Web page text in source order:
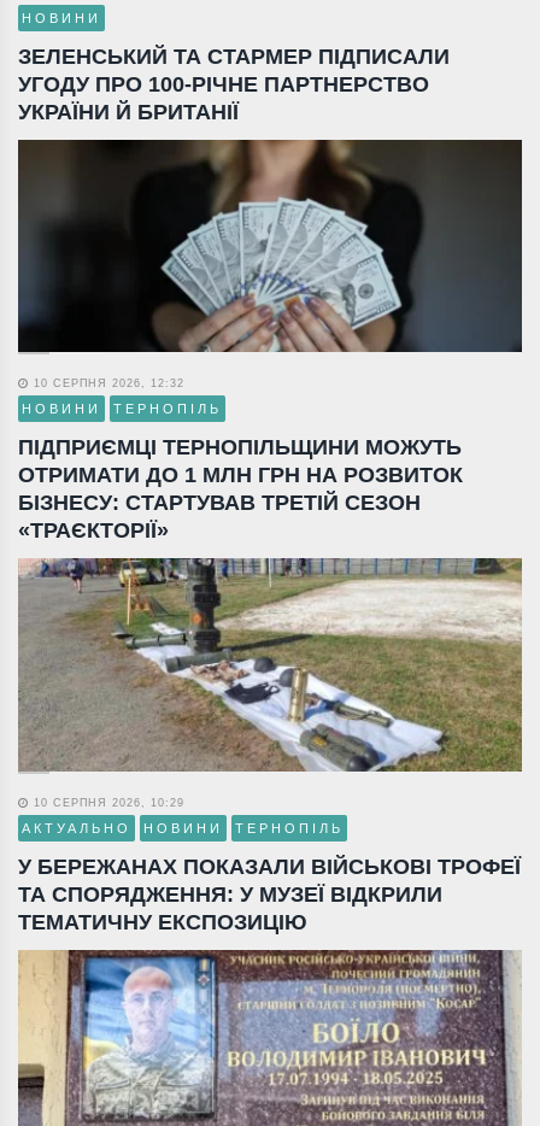
НОВИНИ
ЗЕЛЕНСЬКИЙ ТА СТАРМЕР ПІДПИСАЛИ
УГОДУ ПРО 100-РІЧНЕ ПАРТНЕРСТВО
УКРАЇНИ Й БРИТАНІЇ
10 СЕРПНЯ 2026, 12:32
НОВИНИ ТЕРНОПІЛЬ
ПІДПРИЄМЦІ ТЕРНОПІЛЬЩИНИ МОЖУТЬ
ОТРИМАТИ ДО 1 МЛН ГРН НА РОЗВИТОК
БІЗНЕСУ: СТАРТУВАВ ТРЕТІЙ СЕЗОН
«ТРАЄКТОРІЇ»
10 СЕРПНЯ 2026, 10:29
АКТУАЛЬНО НОВИНИ ТЕРНОПІЛЬ
У БЕРЕЖАНАХ ПОКАЗАЛИ ВІЙСЬКОВІ ТРОФЕЇ
ТА СПОРЯДЖЕННЯ: У МУЗЕЇ ВІДКРИЛИ
ТЕМАТИЧНУ ЕКСПОЗИЦІЮ